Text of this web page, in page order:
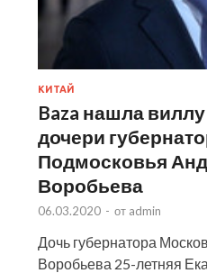
КИТАЙ
Baza нашла
дочери
Подмосковья
Воробьева
06.03.2020 - от admin
Дочь губернатора
Воробьева 25-летняя